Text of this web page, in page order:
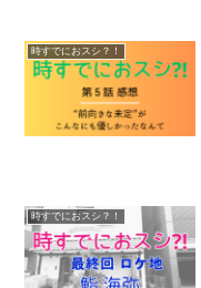
時すでにおスシ？！
時すでにおスシ？！